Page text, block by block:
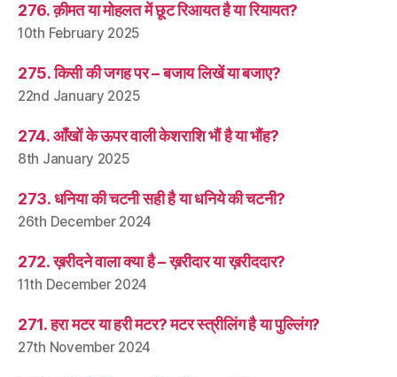
276. क़ीमत या मोहलत में छूट रिआयत है या रियायत?
10th February 2025
275. किसी की जगह पर – बजाय लिखें या बजाए?
22nd January 2025
274. आँखों के ऊपर वाली केशराशि भौं है या भौंह?
8th January 2025
273. धनिया की चटनी सही है या धनिये की चटनी?
26th December 2024
272. ख़रीदने वाला क्या है – ख़रीदार या ख़रीददार?
11th December 2024
271. हरा मटर या हरी मटर? मटर स्त्रीलिंग है या पुल्लिंग?
27th November 2024